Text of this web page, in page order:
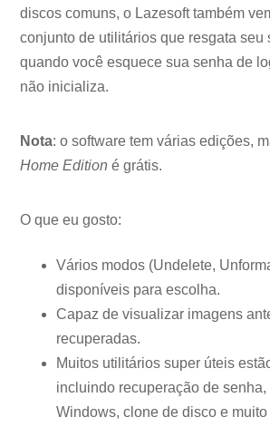
discos comuns, o Lazesoft também
conjunto de utilitários que resgata seu
quando você esquece sua senha de
não inicializa.
Nota: o software tem várias edições,
Home Edition é grátis.
O que eu gosto:
Vários modos (Undelete,
disponíveis para escolha.
Capaz de visualizar imagens
recuperadas.
Muitos utilitários super úteis
incluindo recuperação de senha,
Windows, clone de disco e muito